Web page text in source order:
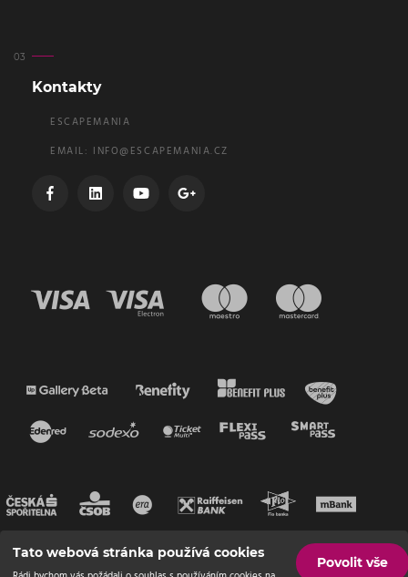
Kontakty
ESCAPEMANIA
EMAIL: INFO@ESCAPEMANIA.CZ
Tato webová stránka používá cookies
Povolit vše